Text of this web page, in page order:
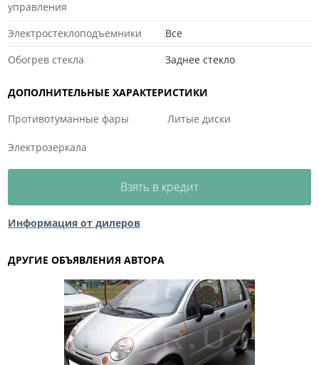
управления
Электростеклоподъемники
Все
Обогрев стекла
Заднее стекло
ДОПОЛНИТЕЛЬНЫЕ ХАРАКТЕРИСТИКИ
Противотуманные фары
Литые диски
Электрозеркала
Взять в кредит
Информация от дилеров
ДРУГИЕ ОБЪЯВЛЕНИЯ АВТОРА